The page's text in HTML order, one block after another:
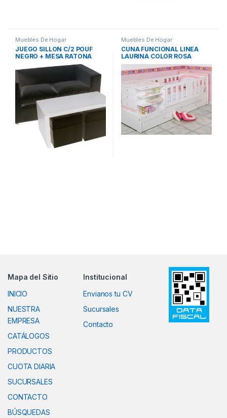
Muebles De Hogar
JUEGO SILLON C/2 POUF
NEGRO + MESA RATONA
Muebles De Hogar
CUNA FUNCIONAL LINEA
LAURINA COLOR ROSA
Mapa del Sitio
INICIO
NUESTRA
EMPRESA
CATÁLOGOS
PRODUCTOS
CUOTA DIARIA
SUCURSALES
CONTACTO
BÚSQUEDAS
Institucional
Envianos tu CV
Sucursales
Contacto